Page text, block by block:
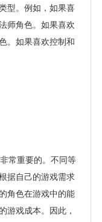
型。例如，如果喜
师角色。如果喜欢
。如果喜欢控制和
常重要的。不同等
据自己的游戏需求
角色在游戏中的能
游戏成本。因此，